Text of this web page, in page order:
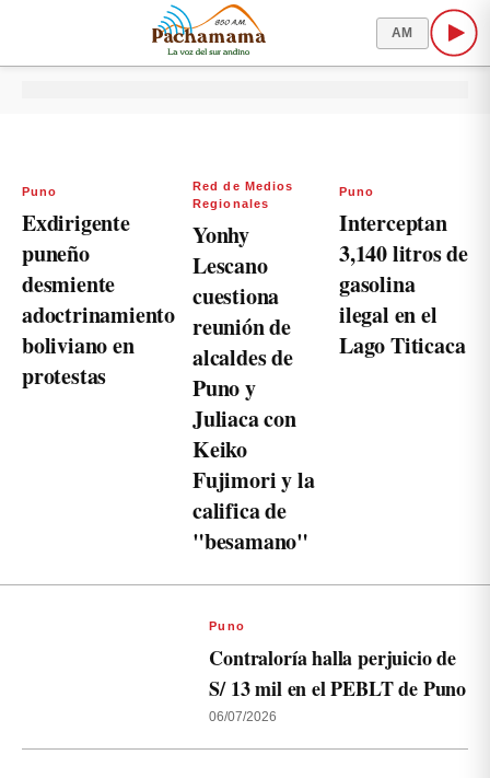
AM
Puno
Exdirigente
puneño
desmiente
adoctrinamiento
boliviano en
protestas
Red de Medios
Regionales
Yonhy
Lescano
cuestiona
reunión de
alcaldes de
Puno y
Juliaca con
Keiko
Fujimori y la
califica de
"besamano"
Puno
Interceptan
3,140 litros de
gasolina
ilegal en el
Lago Titicaca
Puno
Contraloría halla perjuicio de
S/ 13 mil en el PEBLT de Puno
06/07/2026